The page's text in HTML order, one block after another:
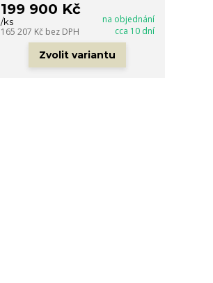
199 900 Kč
/ks
165 207 Kč bez DPH
na objednání
cca 10 dní
Zvolit variantu